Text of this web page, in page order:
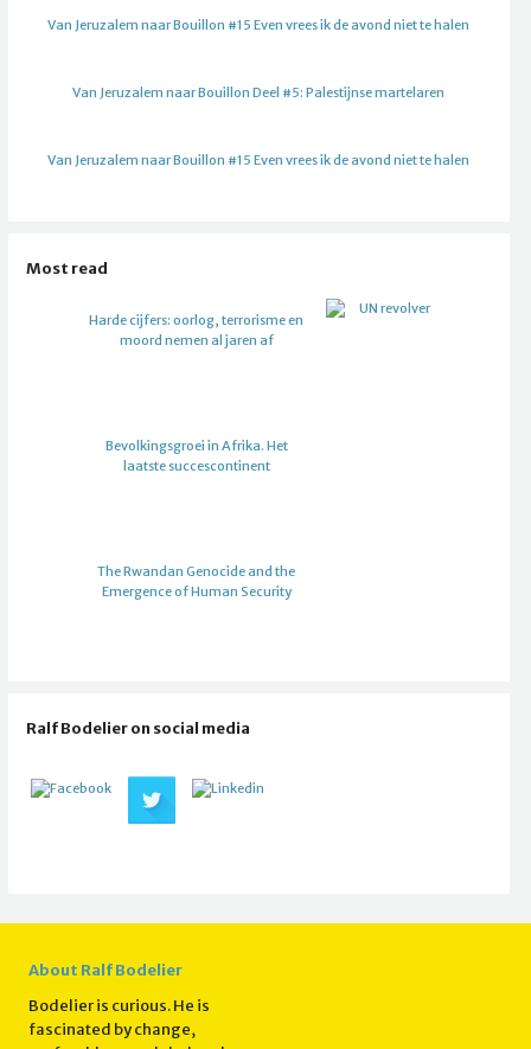
Van Jeruzalem naar Bouillon #15 Even vrees ik de avond niet te halen
Van Jeruzalem naar Bouillon Deel #5: Palestijnse martelaren
Van Jeruzalem naar Bouillon #15 Even vrees ik de avond niet te halen
Most read
Harde cijfers: oorlog, terrorisme en
moord nemen al jaren af
Bevolkingsgroei in Afrika. Het
laatste succescontinent
The Rwandan Genocide and the
Emergence of Human Security
Ralf Bodelier on social media
About Ralf Bodelier
Bodelier is curious. He is
fascinated by change,